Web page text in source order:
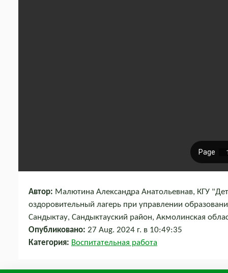
Автор: Малютина Александра Анатольевнав, КГУ
оздоровительный лагерь при управлении
Сандыктау, Сандыктауский район, Акмолинская
Опубликовано: 27 Aug. 2024 г. в 10:49:35
Категория: Воспитательная работа